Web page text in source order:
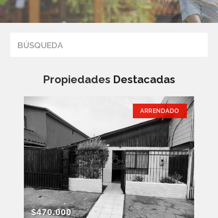
BÚSQUEDA
Propiedades Destacadas
ARRENDADO
$470.000